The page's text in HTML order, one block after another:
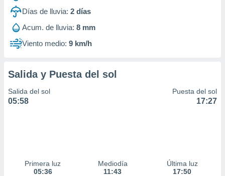
1199
Días de lluvia: 2 días
Acum. de lluvia: 8 mm
Viento medio: 9 km/h
Salida y Puesta del sol
Salida del sol
05:58
Puesta del sol
17:27
Primera luz
05:36
Mediodía
11:43
Última luz
17:50